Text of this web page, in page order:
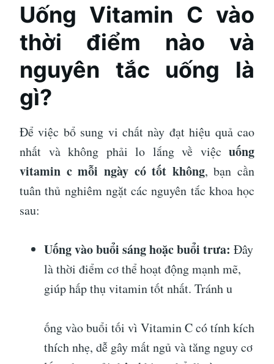
Uống Vitamin C vào
thời điểm nào và
nguyên tắc uống là
gì?
Để việc bổ sung vi chất này đạt hiệu quả cao
nhất và không phải lo lắng về việc uống
vitamin c mỗi ngày có tốt không, bạn cần
tuân thủ nghiêm ngặt các nguyên tắc khoa học
sau:
Uống vào buổi sáng hoặc buổi trưa: Đây
là thời điểm cơ thể hoạt động mạnh mẽ,
giúp hấp thụ vitamin tốt nhất. Tránh u
ống vào buổi tối vì Vitamin C có tính kích
thích nhẹ, dễ gây mất ngủ và tăng nguy cơ